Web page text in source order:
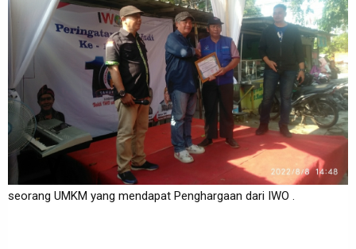
seorang UMKM yang mendapat Penghargaan dari IWO .